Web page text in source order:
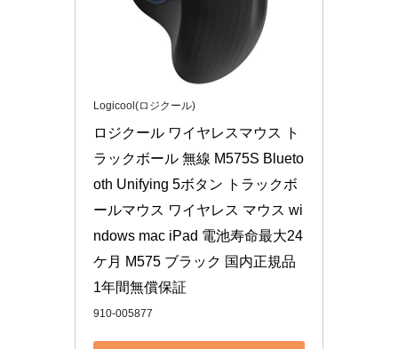
Logicool(ロジクール)
ロジクール ワイヤレスマウス ト
ラックボール 無線 M575S Blueto
oth Unifying 5ボタン トラックボ
ールマウス ワイヤレス マウス wi
ndows mac iPad 電池寿命最大24
ケ月 M575 ブラック 国内正規品
1年間無償保証
910-005877